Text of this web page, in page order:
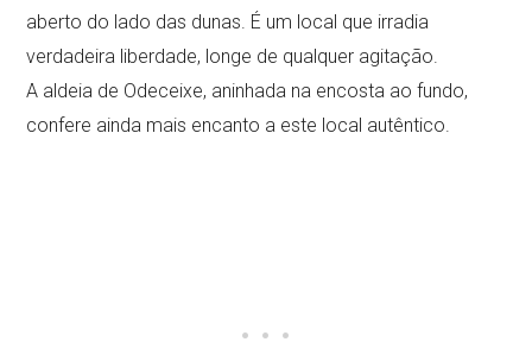
aberto do lado das dunas. É um local que irradia
verdadeira liberdade, longe de qualquer agitação.
A aldeia de Odeceixe, aninhada na encosta ao fundo,
confere ainda mais encanto a este local autêntico.